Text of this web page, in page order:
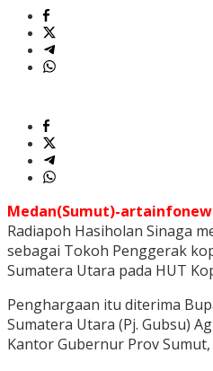
Medan(Sumut)-
Radiapoh Hasiholan Sinaga
sebagai Tokoh Penggerak
Sumatera Utara pada HUT
Penghargaan itu diterima
Sumatera Utara (Pj. Gubsu)
Kantor Gubernur Prov